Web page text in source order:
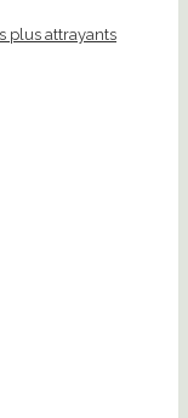
plus attrayants